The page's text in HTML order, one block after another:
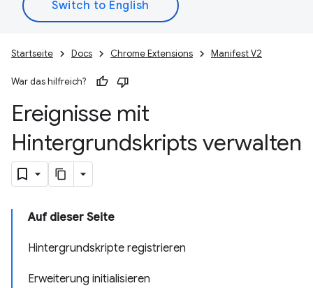
Startseite Docs Chrome Extensions Manifest V2
War das hilfreich?
Ereignisse mit
Hintergrundskripts verwalten
Auf dieser Seite
Hintergrundskripte registrieren
Erweiterung initialisieren